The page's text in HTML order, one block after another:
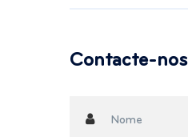
Contacte-nos